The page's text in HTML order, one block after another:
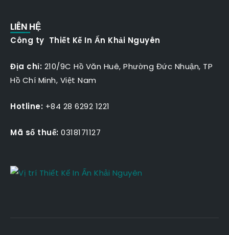
LIÊN HỆ
Công ty Thiết Kế In Ấn Khải Nguyên
Địa chỉ: 210/9C Hồ Văn Huê, Phường Đức Nhuận, TP
Hồ Chí Minh, Việt Nam
Hotline: +84 28 6292 1221
Mã số thuế: 0318171127